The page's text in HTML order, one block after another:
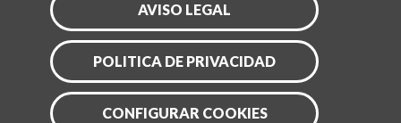
AVISO LEGAL
POLITICA DE PRIVACIDAD
CONFIGURAR COOKIES